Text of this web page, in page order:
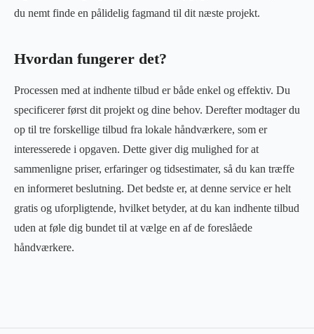
du nemt finde en pålidelig fagmand til dit næste projekt.
Hvordan fungerer det?
Processen med at indhente tilbud er både enkel og effektiv. Du
specificerer først dit projekt og dine behov. Derefter modtager du
op til tre forskellige tilbud fra lokale håndværkere, som er
interesserede i opgaven. Dette giver dig mulighed for at
sammenligne priser, erfaringer og tidsestimater, så du kan træffe
en informeret beslutning. Det bedste er, at denne service er helt
gratis og uforpligtende, hvilket betyder, at du kan indhente tilbud
uden at føle dig bundet til at vælge en af de foreslåede
håndværkere.